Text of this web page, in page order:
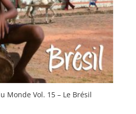
Monde Vol. 15 – Le Brésil